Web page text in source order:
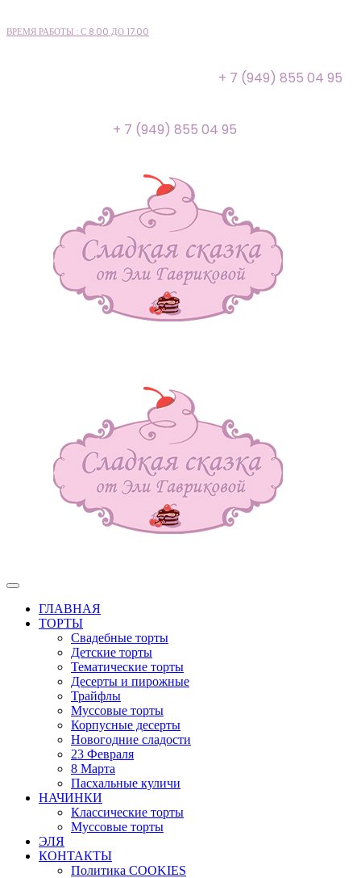
ВРЕМЯ РАБОТЫ : С 8.00 ДО 17.00
+ 7 (949) 855 04 95
+ 7 (949) 855 04 95
ГЛАВНАЯ
ТОРТЫ
Свадебные торты
Детские торты
Тематические торты
Десерты и пирожные
Трайфлы
Муссовые торты
Корпусные десерты
Новогодние сладости
23 Февраля
8 Марта
Пасхальные куличи
НАЧИНКИ
Классические торты
Муссовые торты
ЭЛЯ
КОНТАКТЫ
Политика COOKIES